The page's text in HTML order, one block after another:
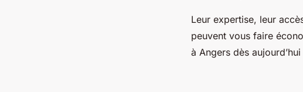
Leur expertise, leur
peuvent vous faire
à Angers dès